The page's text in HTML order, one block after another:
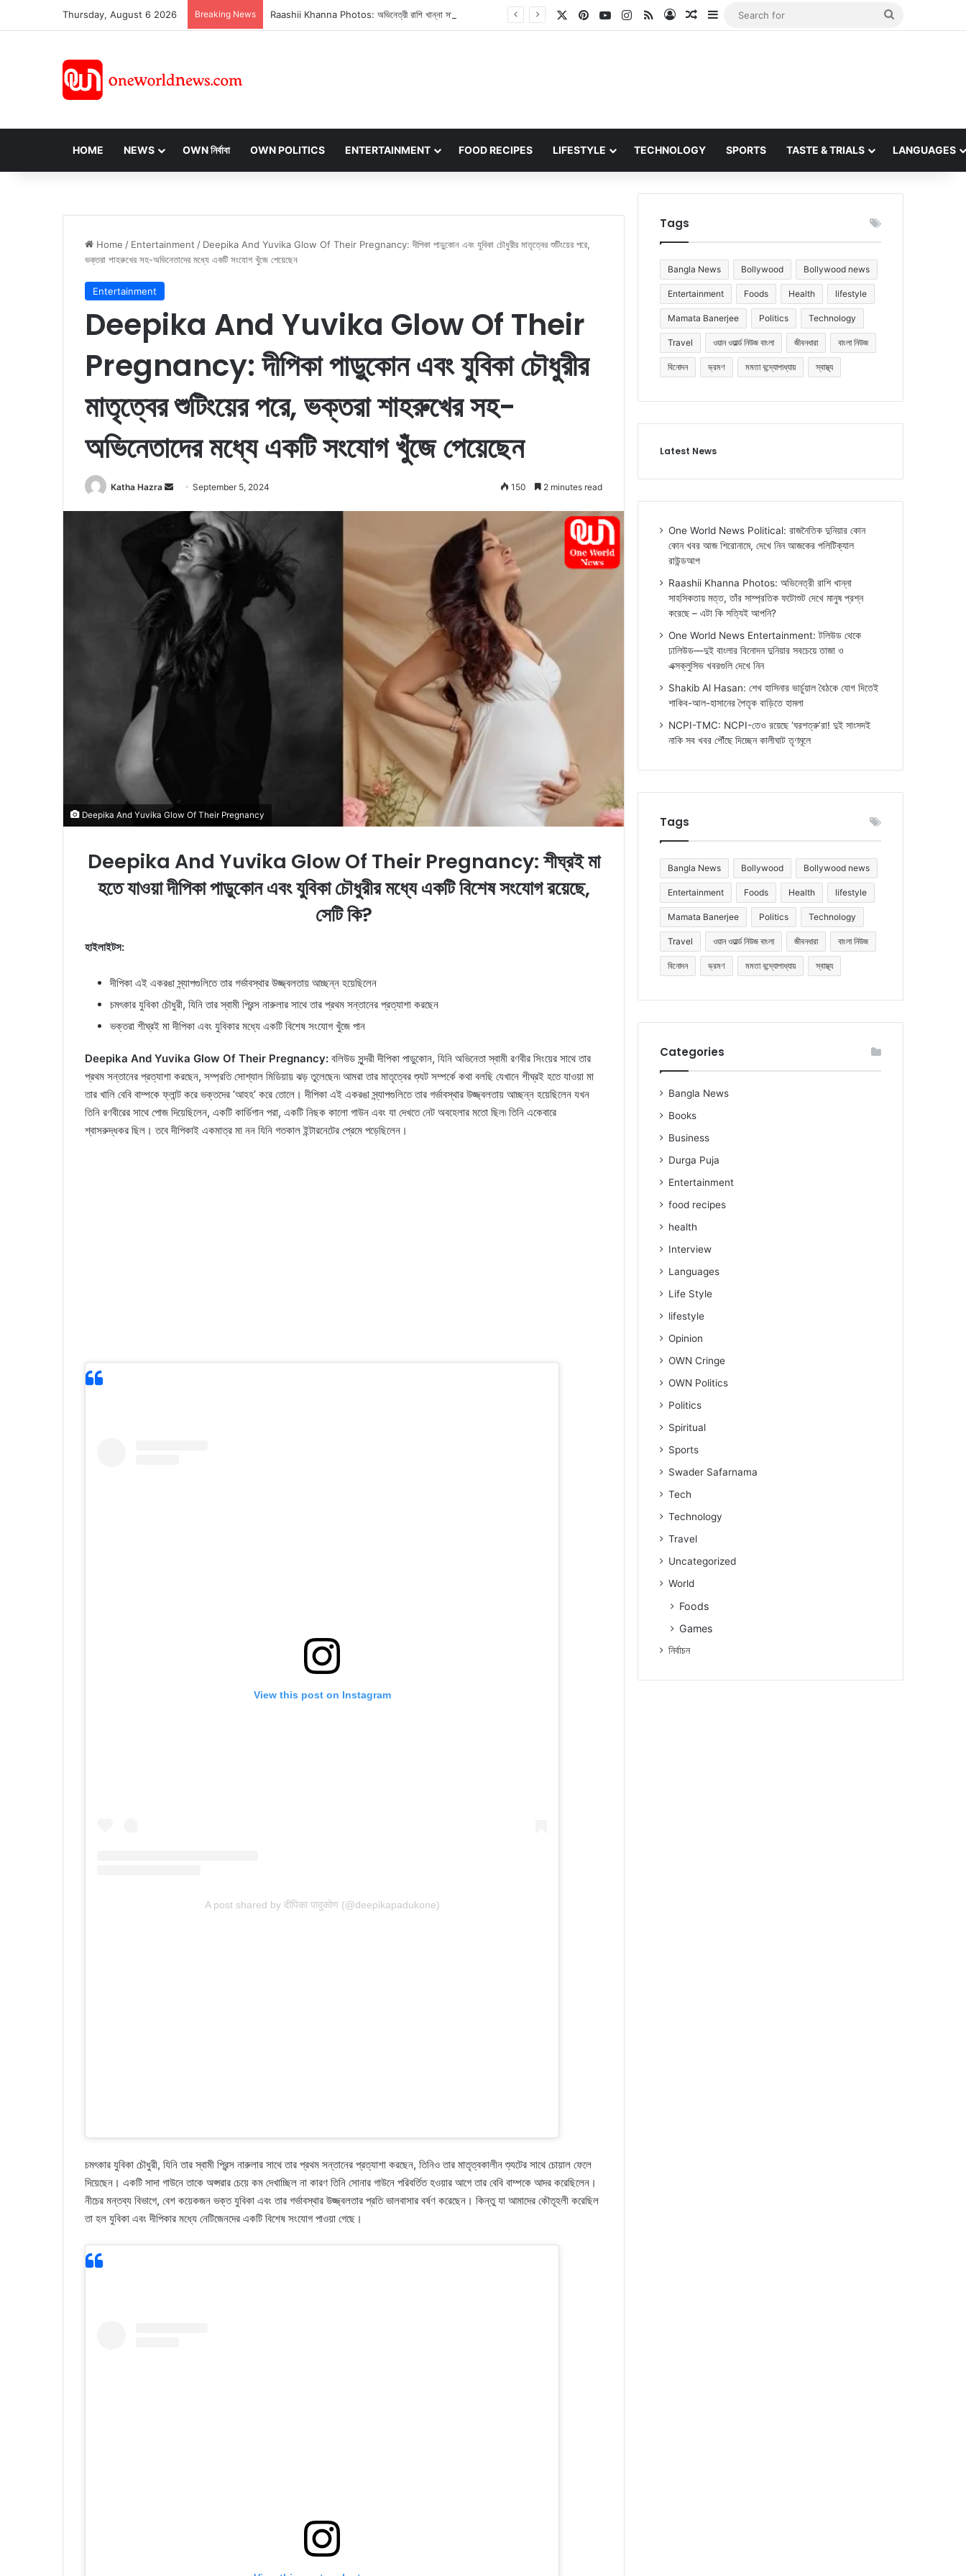
Thursday, August 6 2026 Breaking News PinterestYouTubeInstagram
RSS Log InRandom Article
Sidebar
HOME NEWS OWN নির্বাবা OWN POLITICS ENTERTAINMENT FOOD RECIPES LIFESTYLE TECHNOLOGY SPORTS TASTE & TRIALS LANGUAGES
Home / Entertainment / Deepika And Yuvika Glow Of Their Pregnancy: দীপিকা পাড়ুকোন এবং যুবিকা চৌধুরীর মাতৃত্বের শুটিংয়ের পরে,
ভক্তরা শাহরুখের সহ-অভিনেতাদের মধ্যে একটি সংযোগ খুঁজে পেয়েছেন
Entertainment
Deepika And Yuvika Glow Of Their
Pregnancy: দীপিকা পাড়ুকোন এবং যুবিকা চৌধুরীর
মাতৃত্বের শুটিংয়ের পরে, ভক্তরা শাহরুখের সহ-
অভিনেতাদের মধ্যে একটি সংযোগ খুঁজে পেয়েছেন
Katha Hazra
d
n
September 5, 2024 150 2 minutes read
Deepika And Yuvika Glow Of Their Pregnancy
Deepika And Yuvika Glow Of Their Pregnancy: শীঘ্রই মা
হতে যাওয়া দীপিকা পাড়ুকোন এবং যুবিকা চৌধুরীর মধ্যে একটি বিশেষ সংযোগ রয়েছে,
সেটি কি?
হাইলাইটস:
দীপিকা এই একরঙা স্ন্যাপগুলিতে তার গর্ভাবস্থার উজ্জ্বলতায় আচ্ছন্ন হয়েছিলেন
চমৎকার যুবিকা চৌধুরী, যিনি তার স্বামী প্রিন্স নারুলার সাথে তার প্রথম সন্তানের প্রত্যাশা করছেন
ভক্তরা শীঘ্রই মা দীপিকা এবং যুবিকার মধ্যে একটি বিশেষ সংযোগ খুঁজে পান
Deepika And Yuvika Glow Of Their Pregnancy: বলিউড সুন্দরী দীপিকা পাড়ুকোন, যিনি অভিনেতা স্বামী রণবীর সিংয়ের সাথে তার
প্রথম সন্তানের প্রত্যাশা করছেন, সম্প্রতি সোশ্যাল মিডিয়ায় ঝড় তুলেছেন৷ আমরা তার মাতৃত্বের শ্যুট সম্পর্কে কথা বলছি যেখানে শীঘ্রই হতে যাওয়া মা
তার খালি বেবি বাম্পকে ফ্লান্ট করে ভক্তদের ‘আহহ’ করে তোলে। দীপিকা এই একরঙা স্ন্যাপগুলিতে তার গর্ভাবস্থার উজ্জ্বলতায় আচ্ছন্ন হয়েছিলেন যখন
তিনি রণবীরের সাথে পোজ দিয়েছিলেন, একটি কার্ডিগান পরা, একটি নিছক কালো গাউন এবং যা দেখতে নেট অবহেলার মতো ছিল৷ তিনি একেবারে
শ্বাসরুদ্ধকর ছিল। তবে দীপিকাই একমাত্র মা নন যিনি গতকাল ইন্টারনেটের প্রেমে পড়েছিলেন।
View this post on Instagram
A post shared by दीपिका पादुकोण (@deepikapadukone)
চমৎকার যুবিকা চৌধুরী, যিনি তার স্বামী প্রিন্স নারুলার সাথে তার প্রথম সন্তানের প্রত্যাশা করছেন, তিনিও তার মাতৃত্বকালীন শ্যুটের সাথে চোয়াল ফেলে
দিয়েছেন। একটি সাদা গাউনে তাকে অপ্সরার চেয়ে কম দেখাচ্ছিল না কারণ তিনি সোনার গাউনে পরিবর্তিত হওয়ার আগে তার বেবি বাম্পকে আদর করেছিলেন।
নীচের মন্তব্য বিভাগে, বেশ কয়েকজন ভক্ত যুবিকা এবং তার গর্ভাবস্থার উজ্জ্বলতার প্রতি ভালবাসার বর্ষণ করেছেন। কিন্তু যা আমাদের কৌতূহলী করেছিল
তা হল যুবিকা এবং দীপিকার মধ্যে নেটিজেনদের একটি বিশেষ সংযোগ পাওয়া গেছে।
Tags
Bangla News Bollywood Bollywood news
Entertainment Foods Health lifestyle
Mamata Banerjee Politics Technology
Travel ওয়ান ওয়ার্ল্ড নিউজ বাংলা জীবনধারা বাংলা নিউজ
বিনোদন ভ্রমণ মমতা বন্দ্যোপাধ্যায় স্বাস্থ্য
Latest News
One World News Political: রাজনৈতিক দুনিয়ার কোন
কোন খবর আজ শিরোনামে, দেখে নিন আজকের পলিটিক্যাল
রাউন্ডআপ
Raashii Khanna Photos: অভিনেত্রী রাশি খান্না
সাহসিকতায় মত্ত, তাঁর সাম্প্রতিক ফটোশুট দেখে মানুষ প্রশ্ন
করেছে – এটা কি সত্যিই আপনি?
One World News Entertainment: টলিউড থেকে
ঢালিউড—দুই বাংলার বিনোদন দুনিয়ার সবচেয়ে তাজা ও
এক্সক্লুসিভ খবরগুলি দেখে নিন
Shakib Al Hasan: শেখ হাসিনার ভার্চুয়াল বৈঠকে যোগ দিতেই
শাকিব-আল-হাসানের পৈতৃক বাড়িতে হামলা
NCPI-TMC: NCPI-তেও রয়েছে ‘ঘরশত্রু’রা! দুই সাংসদই
নাকি সব খবর পৌঁছে দিচ্ছেন কালীঘাট তৃণমূলে
Tags
Bangla News Bollywood Bollywood news
Entertainment Foods Health lifestyle
Mamata Banerjee Politics Technology
Travel ওয়ান ওয়ার্ল্ড নিউজ বাংলা জীবনধারা বাংলা নিউজ
বিনোদন ভ্রমণ মমতা বন্দ্যোপাধ্যায় স্বাস্থ্য
Categories
Bangla News
Books
Business
Durga Puja
Entertainment
food recipes
health
Interview
Languages
Life Style
lifestyle
Opinion
OWN Cringe
OWN Politics
Politics
Spiritual
Sports
Swader Safarnama
Tech
Technology
Travel
Uncategorized
World
Foods
Games
নিৰ্বাচন